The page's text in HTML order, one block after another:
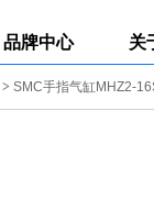
品牌中心 关
> SMC手指气缸MHZ2-